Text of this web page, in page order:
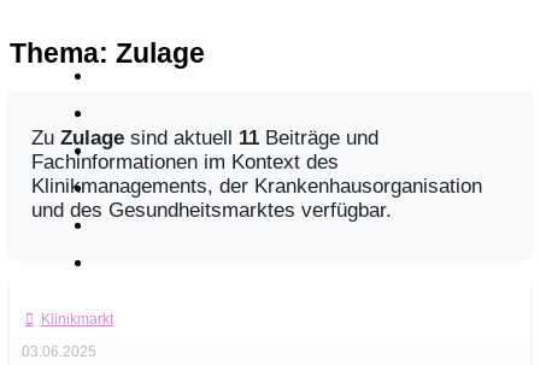
Thema: Zulage
Zu Zulage sind aktuell 11 Beiträge und
Fachinformationen im Kontext des
Klinikmanagements, der Krankenhausorganisation
und des Gesundheitsmarktes verfügbar.
Klinikmarkt
03.06.2025